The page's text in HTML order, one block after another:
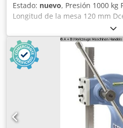
Estado: nuevo, Presión 1000 kg
Longitud de la mesa 120 mm
Ancho de mesa 120 mm
manual en kW Peso
kilogramos Requisito de
milímetros Descripción: - Para
presión cojinetes, bujes, etc. -
resistente a la torsión. - Incluye
para fijar a un banco de
enderezar, doblar, brochar, ... -
variable, en función de la
talleres de reparación y áreas